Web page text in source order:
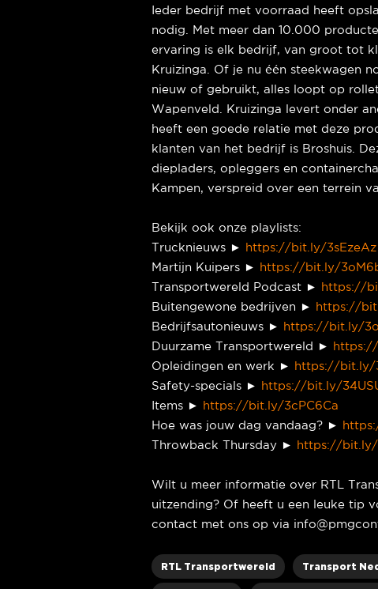
Ieder bedrijf met voorraad heeft
nodig. Met meer dan 10.000
ervaring is elk bedrijf, van groot tot
Kruizinga. Of je nu één steekwagen
nieuw of gebruikt, alles loopt op
Wapenveld. Kruizinga levert onder
heeft een goede relatie met deze
klanten van het bedrijf is Broshuis.
diepladers, opleggers en
Kampen, verspreid over een terrein
Bekijk ook onze playlists:
Trucknieuws ►
https://bit.ly/3sEzeAz
Martijn Kuipers ►
https://bit.ly/
Transportwereld Podcast ►
https://
Buitengewone bedrijven ►
https://
Bedrijfsautonieuws ►
https://bit.ly/
Duurzame Transportwereld ►
Opleidingen en werk ►
https://bit.ly/
Safety-specials ►
https://bit.ly/
Items ►
https://bit.ly/3cPC6Ca
Hoe was jouw dag vandaag? ►
Throwback Thursday ►
https://bit.ly/
Wilt u meer informatie over RTL
uitzending? Of heeft u een leuke tip
contact met ons op via
RTL Transportwereld Transport